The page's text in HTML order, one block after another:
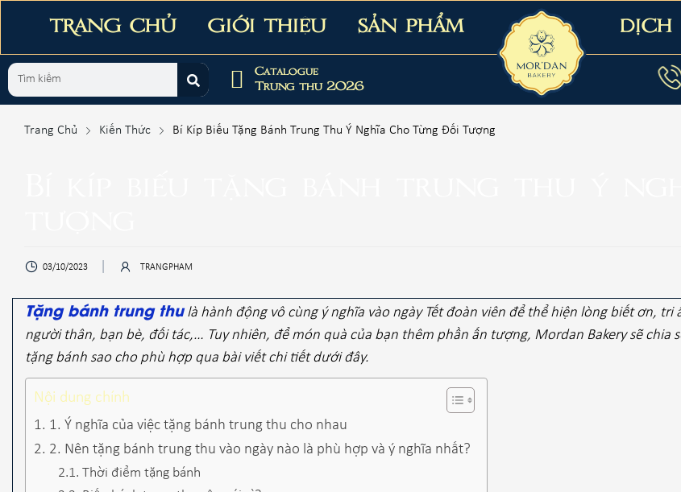
TRANG CHỦ GIỚI THIỆU SẢN PHẨM DỊCH
Catalogue
Trung thu 2026
Trang Chủ Kiến Thức Bí Kíp Biếu Tặng Bánh Trung Thu Ý Nghĩa Cho Từng Đối Tượng
03/10/2023 TRANGPHAM
Tặng bánh trung thulà hành động vô cùng ý nghĩa vào ngày Tết đoàn viên để thể hiện lòng biết ơn, tri
người thân, bạn bè, đối tác,… Tuy nhiên, để món quà của bạn thêm phần ấn tượng, Mordan Bakery sẽ chia
tặng bánh sao cho phù hợp qua bài viết chi tiết dưới đây.
Nội dung chính
1. Ý nghĩa của việc tặng bánh trung thu cho nhau
2. Nên tặng bánh trung thu vào ngày nào là phù hợp và ý nghĩa nhất?
Thời điểm tặng bánh